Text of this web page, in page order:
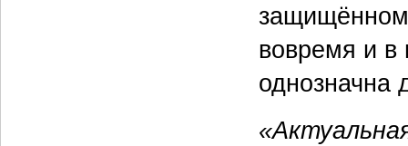
защищённом
вовремя и в
однозначна